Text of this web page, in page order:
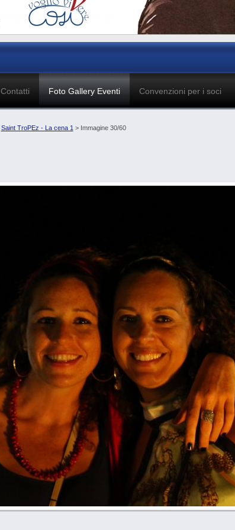
Contatti Foto Gallery Eventi Convenzioni per i soci
Saint TroPEz - La cena 1 > Immagine 30/60